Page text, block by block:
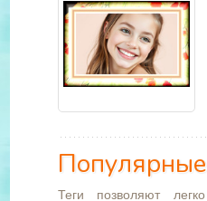
Популярные
Теги позволяют